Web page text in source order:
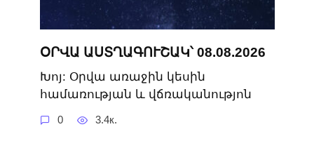
ՕՐՎԱ ԱՍՏՂԱԳՈՒՇԱԿ՝ 08.08.2026
Խոյ: Օրվա առաջին կեսին
համառության և վճռականությոն
0 3.4к.